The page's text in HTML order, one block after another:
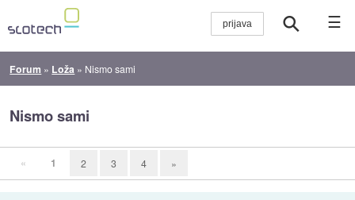
☰
Forum » Loža » Nismo sami
Nismo sami
« 1 2 3 4 »